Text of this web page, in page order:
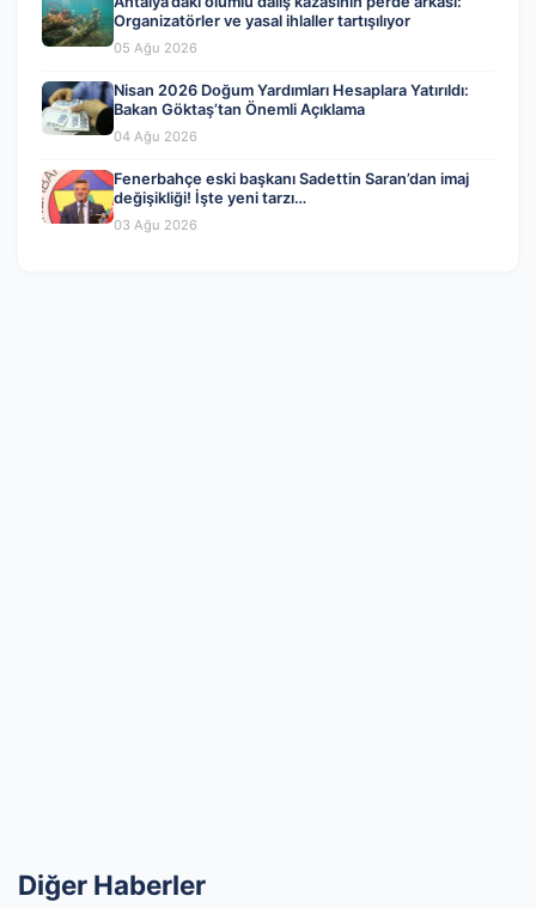
Organizatörler ve yasal ihlaller tartışılıyor
05 Ağu 2026
Nisan 2026 Doğum Yardımları Hesaplara Yatırıldı:
Bakan Göktaş’tan Önemli Açıklama
04 Ağu 2026
Fenerbahçe eski başkanı Sadettin Saran’dan imaj
değişikliği! İşte yeni tarzı…
03 Ağu 2026
Diğer Haberler